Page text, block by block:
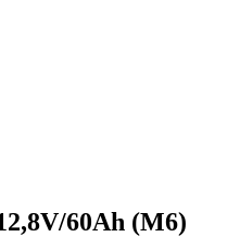
60Ah (M6)